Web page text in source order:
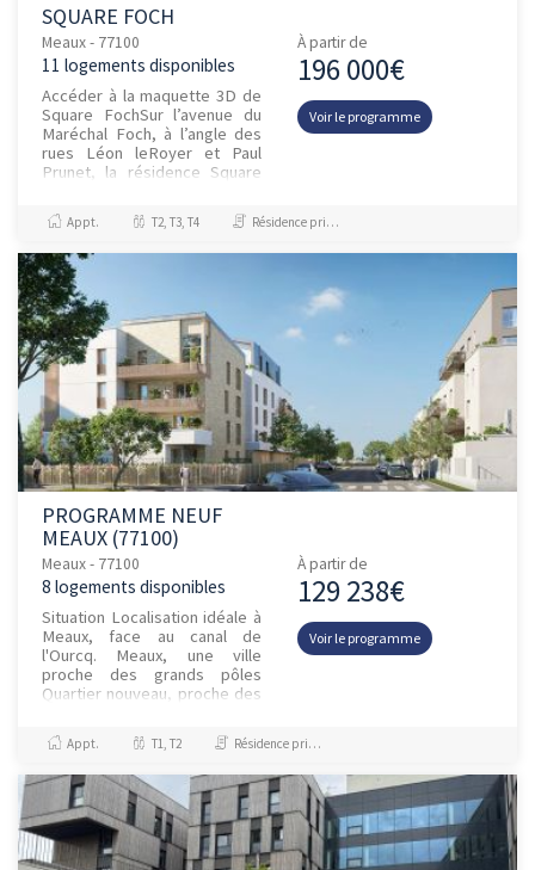
SQUARE FOCH
Meaux - 77100
11 logements disponibles
Accéder à la maquette 3D de
Square FochSur l’avenue du
Maréchal Foch, à l’angle des
rues Léon leRoyer et Paul
Prunet, la résidence Square
venant moderniser l'adresse...
À partir de
196 000€
Voir le programme
Appt. T2, T3, T4 Résidence principale / PTZ, Droit Commun
PROGRAMME NEUF
MEAUX (77100)
Meaux - 77100
8 logements disponibles
Situation Localisation idéale à
Meaux, face au canal de
l'Ourcq. Meaux, une ville
proche des grands pôles
Quartier nouveau, proche des
du centre historique Étab...
À partir de
129 238€
Voir le programme
Appt. T1, T2 Résidence principale / PTZ, Investissement et Défiscalisation